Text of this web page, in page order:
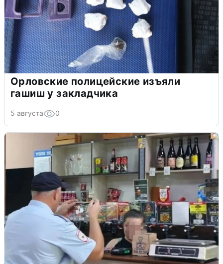
Орловские полицейские изъяли
гашиш у закладчика
5 августа 0